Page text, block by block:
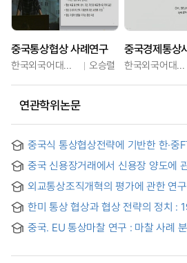
중국통상협상 사례연구
한국외국어대학교 오승렬
중국경제통상
한국외국어대학교
연관학위논문
중국식 통상협상전략에 기반한 한·중
Based on Chinese Trade
중국 신용장거래에서 신용장 양도에
외교통상조직개혁의 평가에 관한 연구
한미 통상 협상과 협상 전략의 정치 :
중국. EU 통상마찰 연구 : 마찰 사례